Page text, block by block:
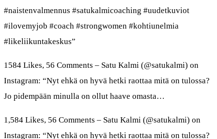
#naistenvalmennus #satukalmicoaching #uudetkuviot
#ilovemyjob #coach #strongwomen #kohtiunelmia
#likeliikuntakeskus”
1584 Likes, 56 Comments – Satu Kalmi (@satukalmi) on
Instagram: “Nyt ehkä on hyvä hetki raottaa mitä on tulossa?
Jo pidempään minulla on ollut haave omasta…
1,584 Likes, 56 Comments – Satu Kalmi (@satukalmi) on
Instagram: “Nyt ehkä on hyvä hetki raottaa mitä on tulossa?